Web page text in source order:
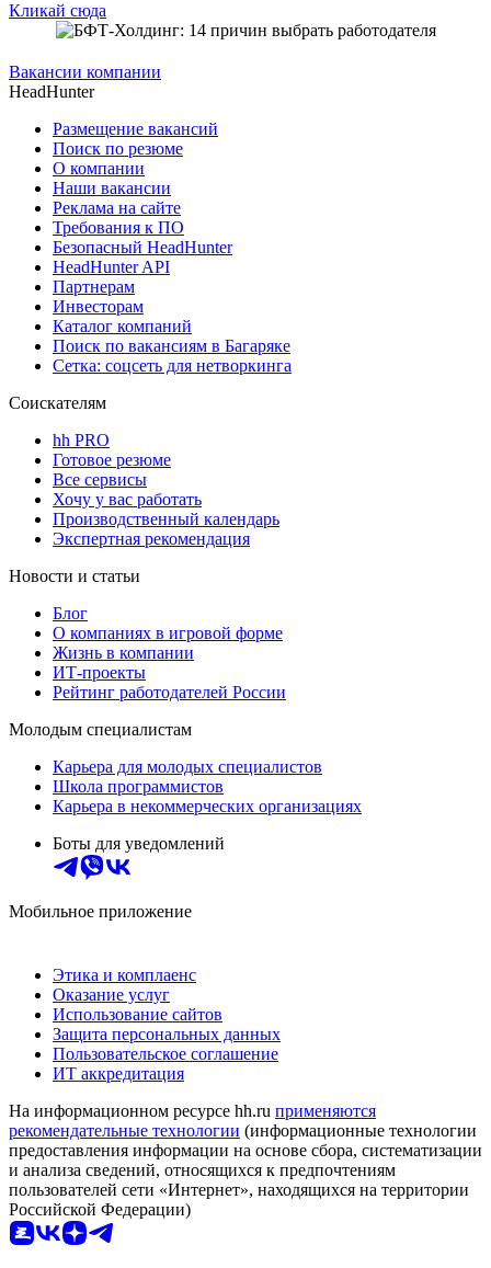
Кликай сюда
Вакансии компании
HeadHunter
Размещение вакансий
Поиск по резюме
О компании
Наши вакансии
Реклама на сайте
Требования к ПО
Безопасный HeadHunter
HeadHunter API
Партнерам
Инвесторам
Каталог компаний
Поиск по вакансиям в Багаряке
Сетка: соцсеть для нетворкинга
Соискателям
hh PRO
Готовое резюме
Все сервисы
Хочу у вас работать
Производственный календарь
Экспертная рекомендация
Новости и статьи
Блог
О компаниях в игровой форме
Жизнь в компании
ИТ-проекты
Рейтинг работодателей России
Молодым специалистам
Карьера для молодых специалистов
Школа программистов
Карьера в некоммерческих организациях
Боты для уведомлений
Мобильное приложение
Этика и комплаенс
Оказание услуг
Использование сайтов
Защита персональных данных
Пользовательское соглашение
ИТ аккредитация
На информационном ресурсе hh.ru применяются
рекомендательные технологии (информационные технологии
предоставления информации на основе сбора, систематизации
и анализа сведений, относящихся к предпочтениям
пользователей сети «Интернет», находящихся на территории
Российской Федерации)